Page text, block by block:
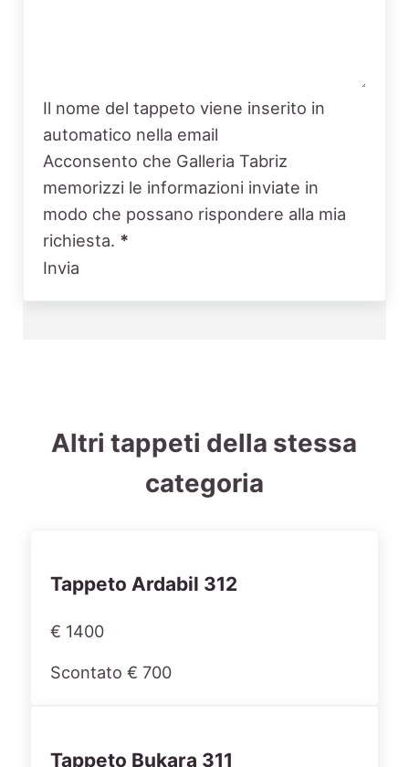
Il nome del tappeto viene inserito in
automatico nella email
Acconsento che Galleria Tabriz
memorizzi le informazioni inviate in
modo che possano rispondere alla mia
richiesta. *
Invia
Altri tappeti della stessa
categoria
Tappeto Ardabil 312
€ 1400
Scontato € 700
Tappeto Bukara 311